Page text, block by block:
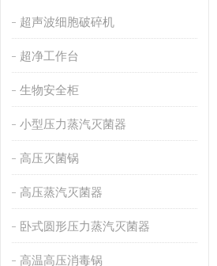
超声波细胞破碎机
超净工作台
生物安全柜
小型压力蒸汽灭菌器
高压灭菌锅
高压蒸汽灭菌器
卧式圆形压力蒸汽灭菌器
高温高压消毒锅